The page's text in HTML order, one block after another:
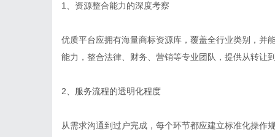
1、资源整合能力的深度考察
优质平台应拥有海量商标资源库，覆盖全行业类别，并
能力，整合法律、财务、营销等专业团队，提供从转让
2、服务流程的透明化程度
从需求沟通到过户完成，每个环节都应建立标准化操作